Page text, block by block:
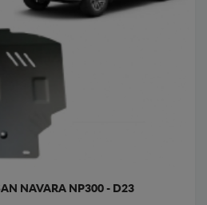
NAVARA NP300 - D23